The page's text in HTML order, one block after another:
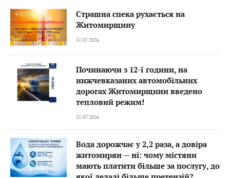
Страшна спека рухається на
Житомирщину
31.07.2026
Починаючи з 12-ї години, на
нижчевказаних автомобільних
дорогах Житомирщини введено
тепловий режим!
31.07.2026
Вода дорожчає у 2,2 раза, а довіра
житомирян — ні: чому містяни
мають платити більше за послугу, до